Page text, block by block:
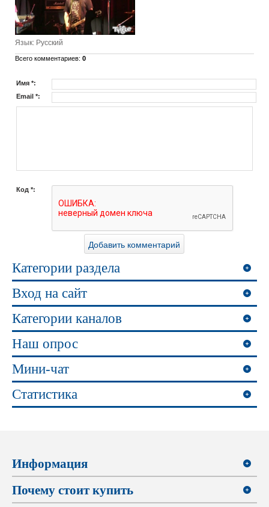
Язык: Русский
Всего комментариев: 0
Имя *:
Email *:
Код *:
Категории раздела
Вход на сайт
Категории каналов
Наш опрос
Мини-чат
Статистика
Информация
Почему стоит купить